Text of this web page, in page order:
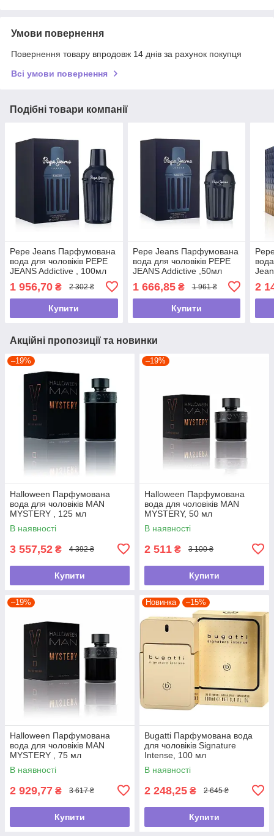
Умови повернення
Повернення товару впродовж 14 днів за рахунок покупця
Всі умови повернення
Подібні товари компанії
Pepe Jeans Парфумована
вода для чоловіків PEPE
JEANS Addictive , 100мл
1 956,70 ₴ 2 302 ₴
Купити
Pepe Jeans Парфумована
вода для чоловіків PEPE
JEANS Addictive ,50мл
1 666,85₴ 1 961 ₴
Купити
2
Акційні пропозиції та новинки
–19%
Halloween Парфумована
вода для чоловіків MAN
MYSTERY , 125 мл
В наявності
3 557,52 ₴ 4 392 ₴
Купити
–19%
Halloween Парфумована
вода для чоловіків MAN
MYSTERY, 50 мл
В наявності
2 511 ₴ 3 100 ₴
Купити
–19%
Halloween Парфумована
вода для чоловіків MAN
MYSTERY , 75 мл
В наявності
2 929,77 ₴ 3 617 ₴
Купити
Новинка –15%
Bugatti Парфумована вода
для чоловіків Signature
Intense, 100 мл
В наявності
2 248,25 ₴ 2 645 ₴
Купити